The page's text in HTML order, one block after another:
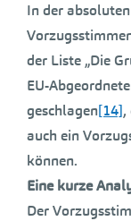
In der
der Liste „Die
EU-
geschlagen[14],
auch ein
können.
Eine kurze
Der